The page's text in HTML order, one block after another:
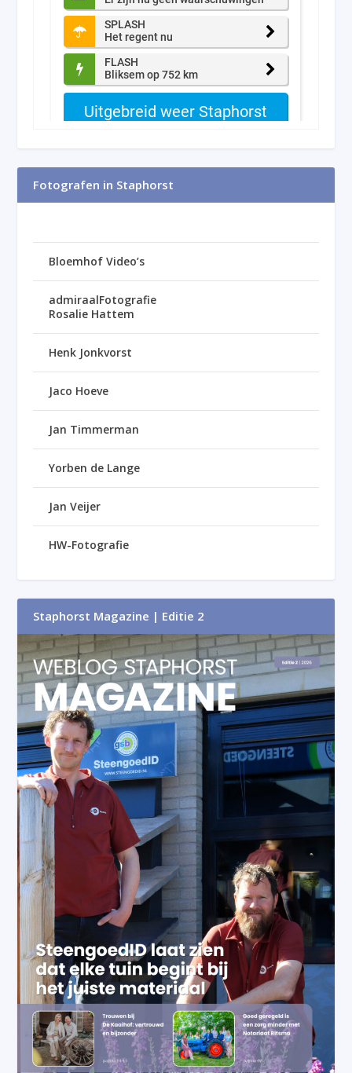
Fotografen in Staphorst
Bloemhof Video’s
admiraalFotografie
Rosalie Hattem
Henk Jonkvorst
Jaco Hoeve
Jan Timmerman
Yorben de Lange
Jan Veijer
HW-Fotografie
Staphorst Magazine | Editie 2